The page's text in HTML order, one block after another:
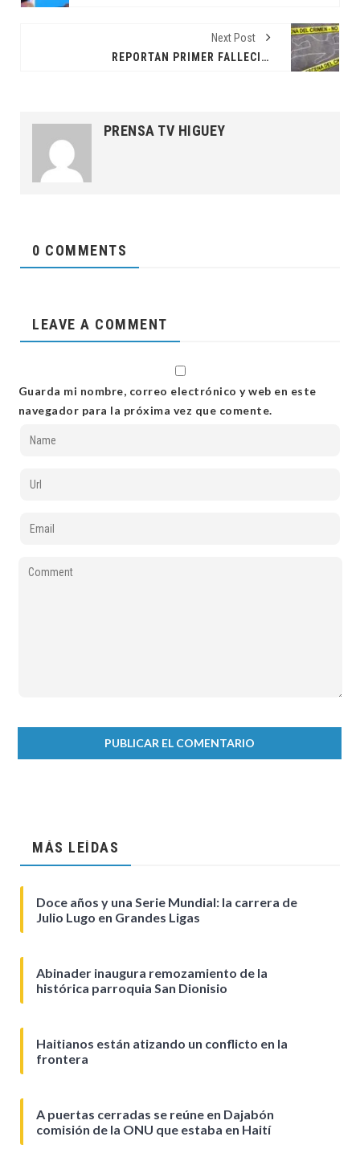
Next Post
REPORTAN PRIMER FALLECIDO DE LA SEMANA SANTA
PRENSA TV HIGUEY
0 COMMENTS
LEAVE A COMMENT
Guarda mi nombre, correo electrónico y web en este
navegador para la próxima vez que comente.
MÁS LEÍDAS
Doce años y una Serie Mundial: la carrera de
Julio Lugo en Grandes Ligas
Abinader inaugura remozamiento de la
histórica parroquia San Dionisio
Haitianos están atizando un conflicto en la
frontera
A puertas cerradas se reúne en Dajabón
comisión de la ONU que estaba en Haití